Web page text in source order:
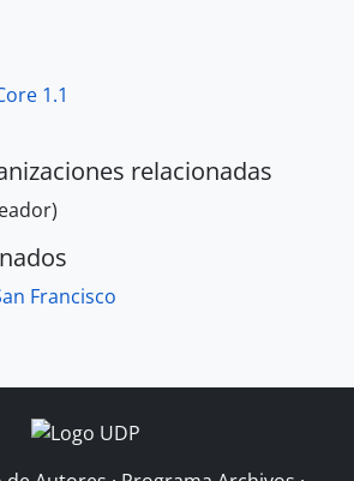
1.1
relacionadas
Francisco